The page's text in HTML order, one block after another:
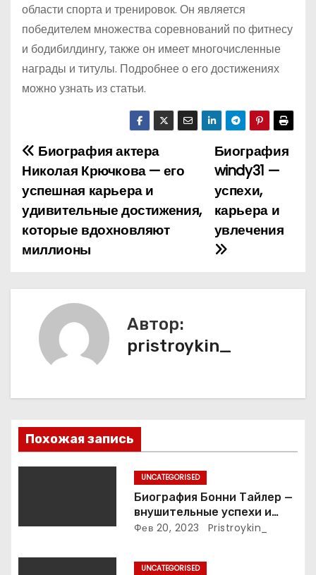
области спорта и тренировок. Он является
победителем множества соревнований по фитнесу
и бодибилдингу, также он имеет многочисленные
награды и титулы. Подробнее о его достижениях
можно узнать из статьи.
Н
а
в
и
я
п
о
Биография
windy31 —
успехи,
карьера и
увлечения
Биография актера
Николая Крючкова — его
успешная карьера и
удивительные достижения,
которые вдохновляют
миллионы
Автор:
pristroykin_
Похожая запись
UNCATEGORISED
Биография Бонни Тайлер —
внушительные успехи и
интимные подробности
Фев 20, 2023 Pristroykin_
UNCATEGORISED